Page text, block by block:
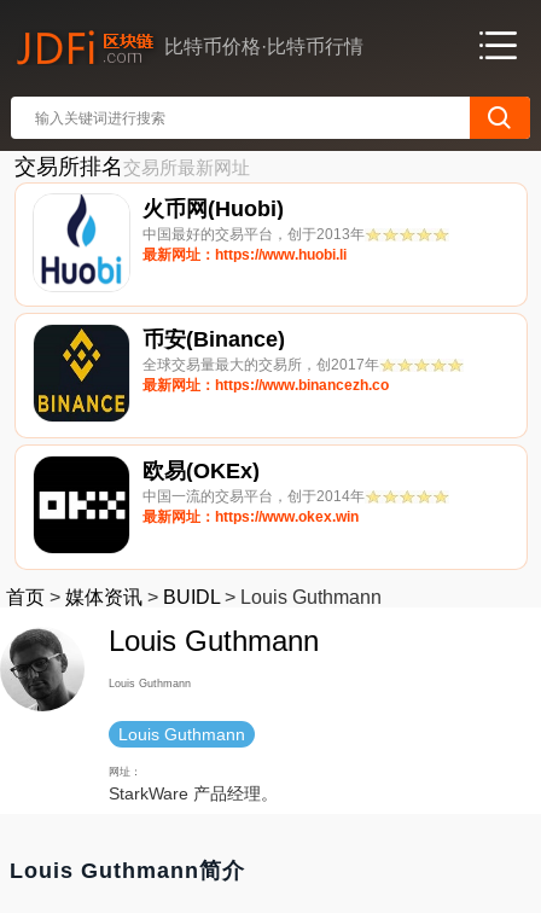
比特币价格·比特币行情
交易所排名交易所最新网址
火币网(Huobi)
中国最好的交易平台，创于2013年
最新网址：https://www.huobi.li
币安(Binance)
全球交易量最大的交易所，创2017年
最新网址：https://www.binancezh.co
欧易(OKEx)
中国一流的交易平台，创于2014年
最新网址：https://www.okex.win
首页 > 媒体资讯 > BUIDL > Louis Guthmann
Louis Guthmann
Louis Guthmann
Louis Guthmann
网址：
StarkWare 产品经理。
Louis Guthmann简介